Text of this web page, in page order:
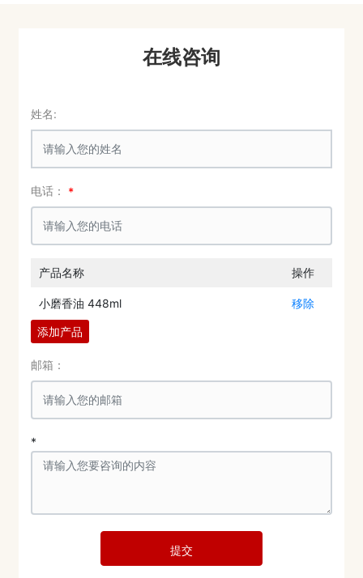
在线咨询
姓名:
电话：
产品名称 操作
小磨香油 448ml 移除
添加产品
邮箱：
*
提交